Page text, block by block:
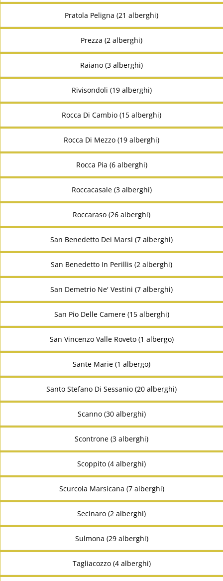
Pratola Peligna (21 alberghi)
Prezza (2 alberghi)
Raiano (3 alberghi)
Rivisondoli (19 alberghi)
Rocca Di Cambio (15 alberghi)
Rocca Di Mezzo (19 alberghi)
Rocca Pia (6 alberghi)
Roccacasale (3 alberghi)
Roccaraso (26 alberghi)
San Benedetto Dei Marsi (7 alberghi)
San Benedetto In Perillis (2 alberghi)
San Demetrio Ne' Vestini (7 alberghi)
San Pio Delle Camere (15 alberghi)
San Vincenzo Valle Roveto (1 albergo)
Sante Marie (1 albergo)
Santo Stefano Di Sessanio (20 alberghi)
Scanno (30 alberghi)
Scontrone (3 alberghi)
Scoppito (4 alberghi)
Scurcola Marsicana (7 alberghi)
Secinaro (2 alberghi)
Sulmona (29 alberghi)
Tagliacozzo (4 alberghi)